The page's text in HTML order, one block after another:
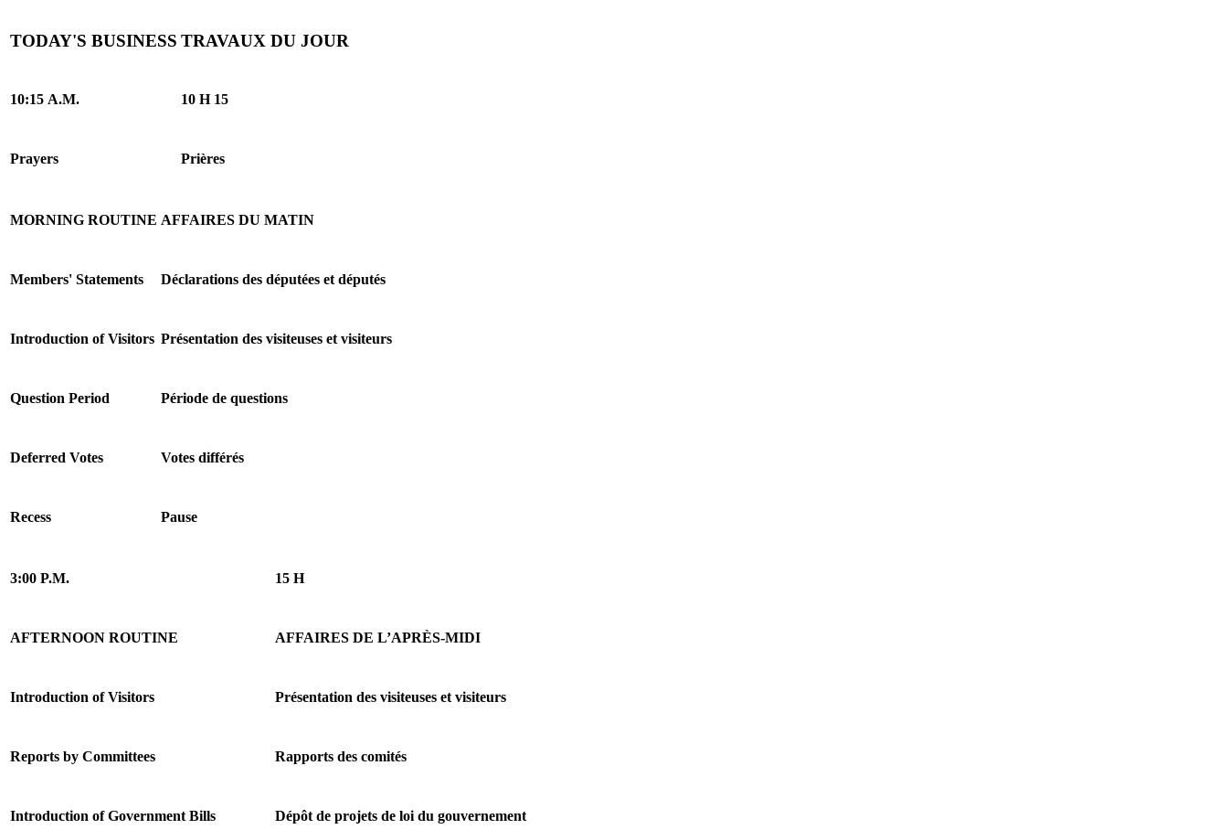
TODAY'S BUSINESS TRAVAUX DU JOUR
10:15 A.M. 10 H 15
Prayers Prières
MORNING ROUTINE AFFAIRES DU MATIN
Members' Statements Déclarations des députées et députés
Introduction of Visitors Présentation des visiteuses et visiteurs
Question Period Période de questions
Deferred Votes Votes différés
Recess Pause
3:00 P.M. 15 H
AFTERNOON ROUTINE AFFAIRES DE L’APRÈS-MIDI
Introduction of Visitors Présentation des visiteuses et visiteurs
Reports by Committees Rapports des comités
Introduction of Government Bills Dépôt de projets de loi du gouvernement